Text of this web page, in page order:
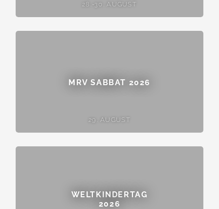
28.-30. AUGUST
MRV SABBAT 2026
29. AUGUST
WELTKINDERTAG
2026